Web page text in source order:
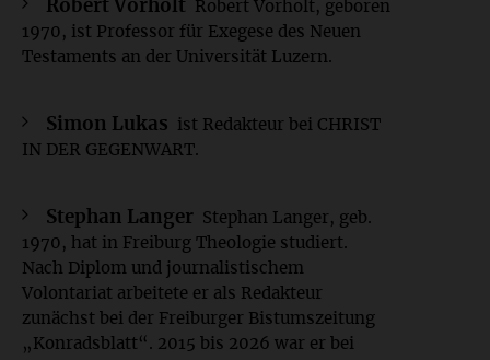
Robert Vorholt
Robert Vorholt, geboren
1970, ist Professor für Exegese des Neuen
Testaments an der Universität Luzern.
Simon Lukas
ist Redakteur bei CHRIST
IN DER GEGENWART.
Stephan Langer
Stephan Langer, geb.
1970, hat in Freiburg Theologie studiert.
Nach Diplom und journalistischem
Volontariat arbeitete er als Redakteur
zunächst bei der Freiburger Bistumszeitung
„Konradsblatt“. 2015 bis 2026 war er bei